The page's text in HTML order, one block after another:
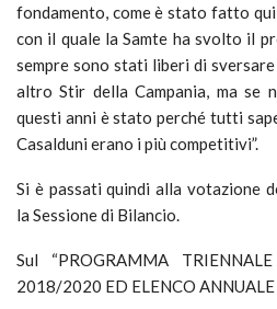
fondamento, come è stato fatto
con il quale la Samte ha svolto il
sempre sono stati liberi di
altro Stir della Campania, ma
questi anni è stato perché tutti
Casalduni erano i più competitivi”.
Si è passati quindi alla votazione
la Sessione di Bilancio.
Sul “PROGRAMMA
2018/2020 ED ELENCO